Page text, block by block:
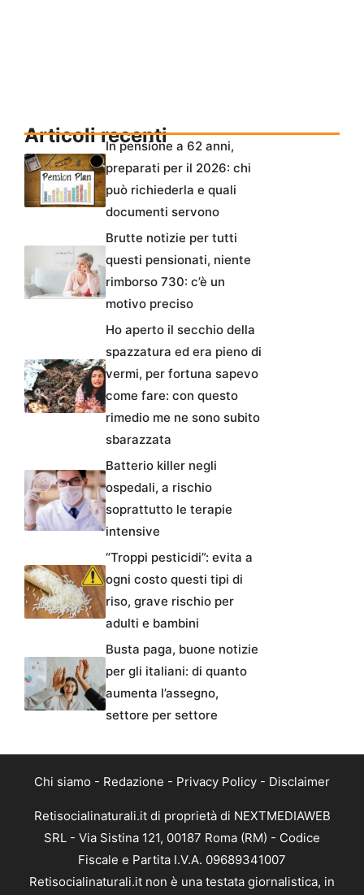
Articoli recentiIn pensione a 62 anni,
preparati per il 2026: chi
può richiederla e quali
documenti servono
Brutte notizie per tutti
questi pensionati, niente
rimborso 730: c’è un
motivo preciso
Ho aperto il secchio della
spazzatura ed era pieno di
vermi, per fortuna sapevo
come fare: con questo
rimedio me ne sono subito
sbarazzata
Batterio killer negli
ospedali, a rischio
soprattutto le terapie
intensive
“Troppi pesticidi”: evita a
ogni costo questi tipi di
riso, grave rischio per
adulti e bambini
Busta paga, buone notizie
per gli italiani: di quanto
aumenta l’assegno,
settore per settore
Chi siamo - Redazione - Privacy Policy - Disclaimer
Retisocialinaturali.it di proprietà di NEXTMEDIAWEB
SRL - Via Sistina 121, 00187 Roma (RM) - Codice
Fiscale e Partita I.V.A. 09689341007
Retisocialinaturali.it non è una testata giornalistica, in